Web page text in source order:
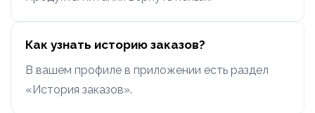
Как узнать историю заказов?
В вашем профиле в приложении есть раздел
«История заказов».